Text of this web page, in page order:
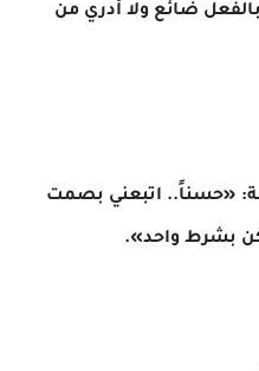
ضائع ولا أدري من
«حسناً.. اتبعني بصمت
بشرط واحد».